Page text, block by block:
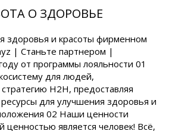
О ЗДОРОВЬЕ
здоровья и красоты фирменном
| Станьте партнером |
от программы лояльности 01
для людей,
H2H, предоставляя
для улучшения здоровья и
02 Наши ценности
ценностью является человек! Всё,